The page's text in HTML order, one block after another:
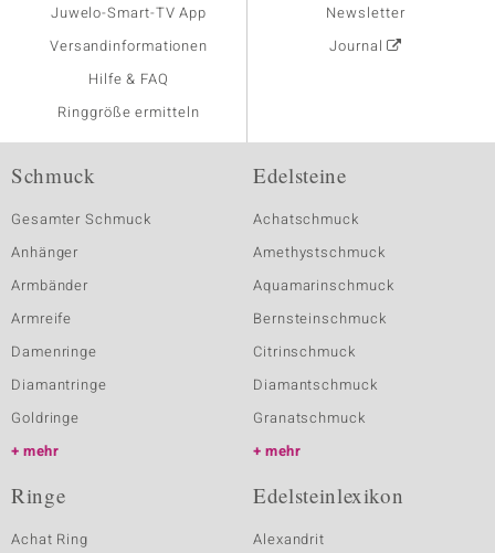
Juwelo-Smart-TV App
Versandinformationen
Hilfe & FAQ
Ringgröße ermitteln
Newsletter
Journal
Schmuck
Gesamter Schmuck
Anhänger
Armbänder
Armreife
Damenringe
Diamantringe
Goldringe
mehr
Edelsteine
Achatschmuck
Amethystschmuck
Aquamarinschmuck
Bernsteinschmuck
Citrinschmuck
Diamantschmuck
Granatschmuck
mehr
Ringe
Achat Ring
Edelsteinlexikon
Alexandrit